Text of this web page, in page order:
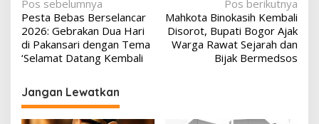
Navigasi
pos
Pos sebelumnya
Pesta Bebas Berselancar
2026: Gebrakan Dua Hari
di Pakansari dengan Tema
‘Selamat Datang Kembali
Pos berikutnya
Mahkota Binokasih Kembali
Disorot, Bupati Bogor Ajak
Warga Rawat Sejarah dan
Bijak Bermedsos
Jangan Lewatkan